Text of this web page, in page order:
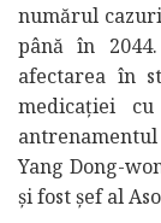
numărul
până în
afectarea în
medicației
Yang Dong-
și fost șef al